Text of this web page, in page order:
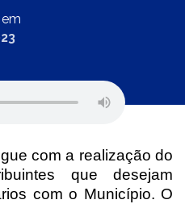
com a realização do
que desejam
com o Município. O